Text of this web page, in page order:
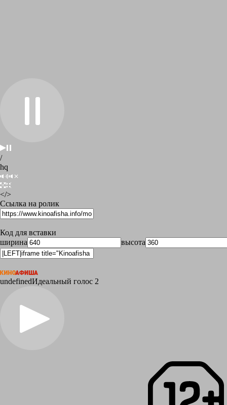
/
hq
</>
Ссылка на ролик
Код для вставки
ширина
высота
undefinedИдеальный голос 2